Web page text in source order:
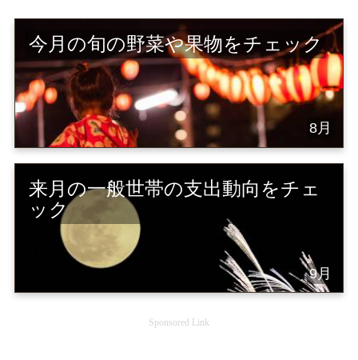
今月の旬の野菜や果物をチェック
8月
来月の一般世帯の支出動向をチェ
ック
9月
Sponsored Link